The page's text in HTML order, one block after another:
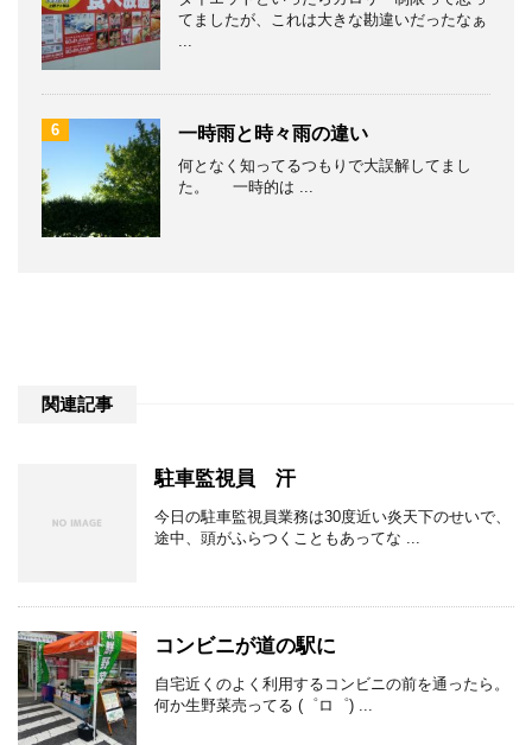
てましたが、これは大きな勘違いだったなぁ
...
6 一時雨と時々雨の違い
何となく知ってるつもりで大誤解してまし
た。 一時的は ...
関連記事
駐車監視員 汗
今日の駐車監視員業務は30度近い炎天下のせいで、
途中、頭がふらつくこともあってな ...
コンビニが道の駅に
自宅近くのよく利用するコンビニの前を通ったら。
何か生野菜売ってる (゜ロ゜) ...